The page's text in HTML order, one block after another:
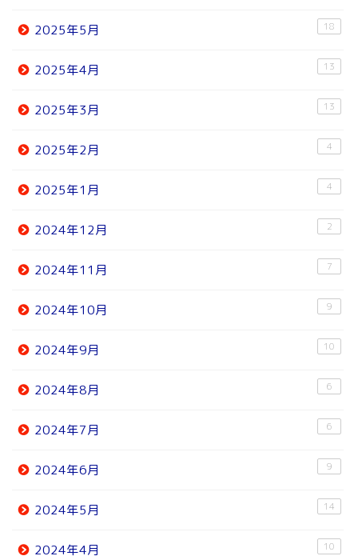
2025年5月 18
2025年4月 13
2025年3月 13
2025年2月 4
2025年1月 4
2024年12月 2
2024年11月 7
2024年10月 9
2024年9月 10
2024年8月 6
2024年7月 6
2024年6月 9
2024年5月 14
2024年4月 10